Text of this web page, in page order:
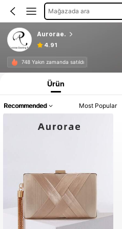
Mağazada ara
Aurorae.
4.91
748 Yakın zamanda satıldı
Ürün
Recommended Most Popular